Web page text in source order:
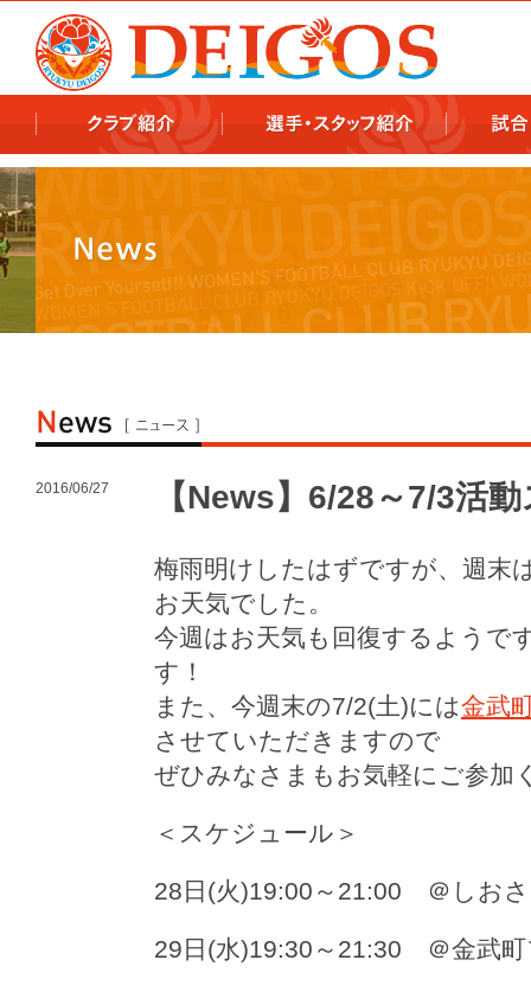
2016/06/27 【News】6/28～7/3活
梅雨明けしたはずですが、週末
お天気でした。
今週はお天気も回復するようで
す！
また、今週末の7/2(土)には金武
させていただきますので
ぜひみなさまもお気軽にご参
＜スケジュール＞
28日(火)19:00～21:00 ＠しお
29日(水)19:30～21:30 ＠金武